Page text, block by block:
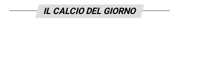
IL CALCIO DEL GIORNO